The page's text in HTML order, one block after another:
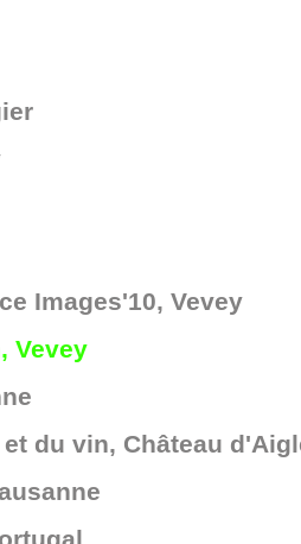
Images'10, Vevey
Vevey
du vin, Château